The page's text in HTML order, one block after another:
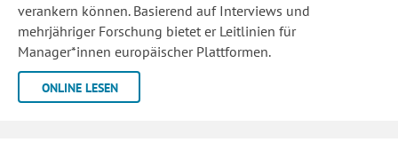
verankern können. Basierend auf Interviews und
mehrjähriger Forschung bietet er Leitlinien für
Manager*innen europäischer Plattformen.
ONLINE LESEN